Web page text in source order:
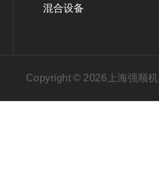
混合设备
Copyright © 2026上海强顺